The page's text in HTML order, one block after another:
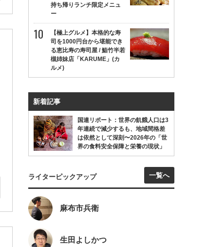
持ち帰りランチ限定メニュ
ー
【極上グルメ】本格的な寿
司を1000円台から堪能でき
る恵比寿の寿司屋 / 鮨竹半若
槻姉妹店「KARUME」(カ
ルメ)
新着記事
国連リポート：世界の飢餓人口は3
年連続で減少するも、地域間格差
は依然として深刻〜2026年の「世
界の食料安全保障と栄養の現状」
ライターピックアップ 一覧へ
麻布市兵衛
生田よしかつ